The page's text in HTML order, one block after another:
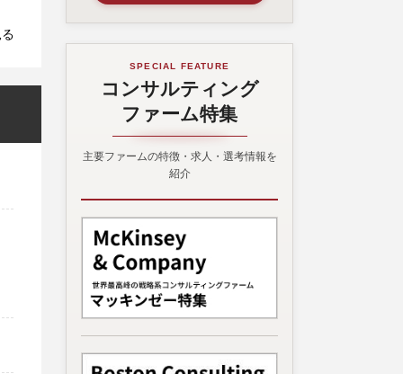
SPECIAL FEATURE
コンサルティング
ファーム特集
主要ファームの特徴・求人・選考情報を
紹介